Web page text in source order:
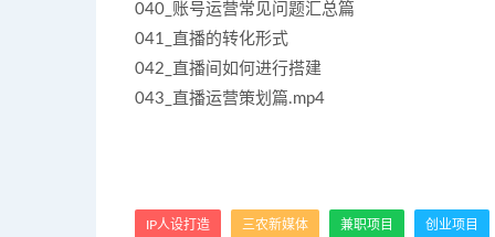
040_账号运营常见问题汇总篇
041_直播的转化形式
042_直播间如何进行搭建
043_直播运营策划篇.mp4
IP人设打造 三农新媒体 兼职项目 创业项目